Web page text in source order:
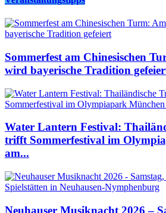
Sommerfest am Chinesischen
wird bayerische Tradition
Water Lantern Festival:
trifft Sommerfestival im
am...
Neuhauser Musiknacht 2026 –